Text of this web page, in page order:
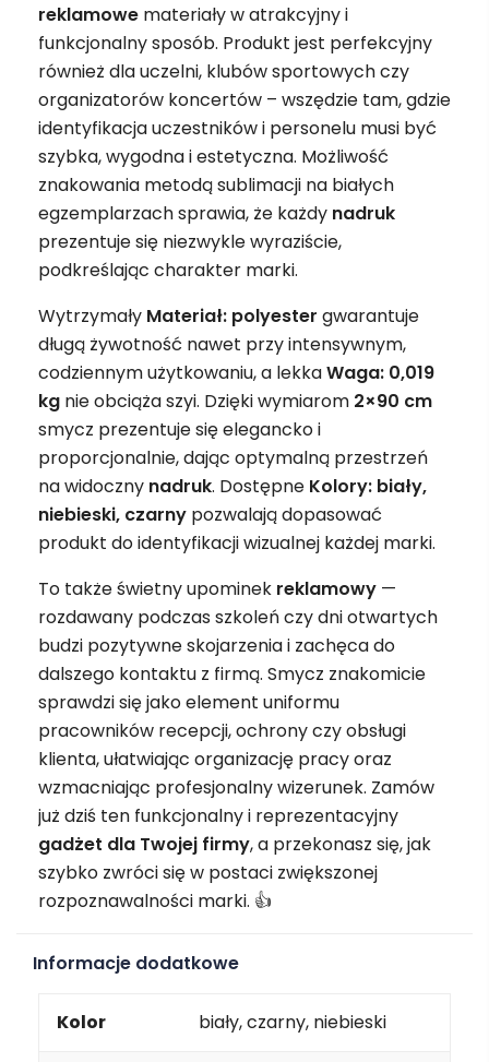
reklamowe materiały w atrakcyjny i
funkcjonalny sposób. Produkt jest perfekcyjny
również dla uczelni, klubów sportowych czy
organizatorów koncertów – wszędzie tam, gdzie
identyfikacja uczestników i personelu musi być
szybka, wygodna i estetyczna. Możliwość
znakowania metodą sublimacji na białych
egzemplarzach sprawia, że każdy nadruk
prezentuje się niezwykle wyraziście,
podkreślając charakter marki.
Wytrzymały Materiał: polyester gwarantuje
długą żywotność nawet przy intensywnym,
codziennym użytkowaniu, a lekkaWaga: 0,019
kg nie obciąża szyi. Dzięki wymiarom 2×90 cm
smycz prezentuje się elegancko i
proporcjonalnie, dając optymalną przestrzeń
na widoczny nadruk. Dostępne Kolory: biały,
niebieski, czarny pozwalają dopasować
produkt do identyfikacji wizualnej każdej marki.
To także świetny upominek reklamowy —
rozdawany podczas szkoleń czy dni otwartych
budzi pozytywne skojarzenia i zachęca do
dalszego kontaktu z firmą. Smycz znakomicie
sprawdzi się jako element uniformu
pracowników recepcji, ochrony czy obsługi
klienta, ułatwiając organizację pracy oraz
wzmacniając profesjonalny wizerunek. Zamów
już dziś ten funkcjonalny i reprezentacyjny
gadżet dla Twojej firmy, a przekonasz się, jak
szybko zwróci się w postaci zwiększonej
rozpoznawalności marki. 👍
Informacje dodatkowe
Kolor biały, czarny, niebieski